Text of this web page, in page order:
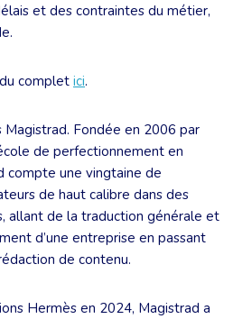
et des contraintes du métier,
complet ici.
Magistrad. Fondée en 2006 par
de perfectionnement en
compte une vingtaine de
de haut calibre dans des
allant de la traduction générale et
d’une entreprise en passant
de contenu.
Hermès en 2024, Magistrad a